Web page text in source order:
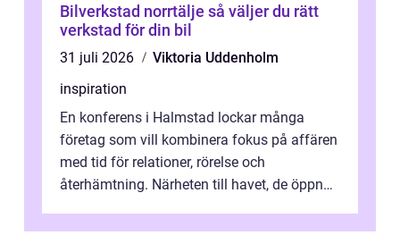
Bilverkstad norrtälje så väljer du rätt
verkstad för din bil
31 juli 2026
Viktoria Uddenholm
inspiration
En konferens i Halmstad lockar många
företag som vill kombinera fokus på affären
med tid för relationer, rörelse och
återhämtning. Närheten till havet, de öppna